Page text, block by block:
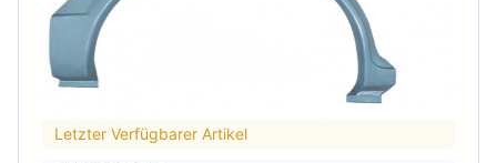
Letzter Verfügbarer Artikel